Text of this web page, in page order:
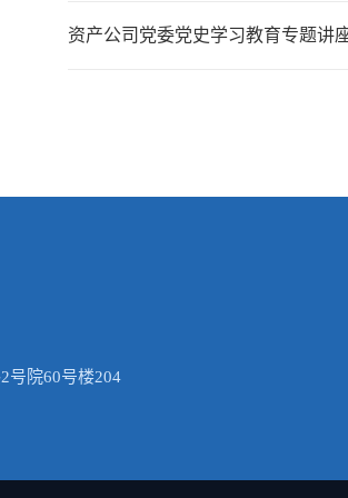
资产公司党委党史学习教育专题讲
号院60号楼204